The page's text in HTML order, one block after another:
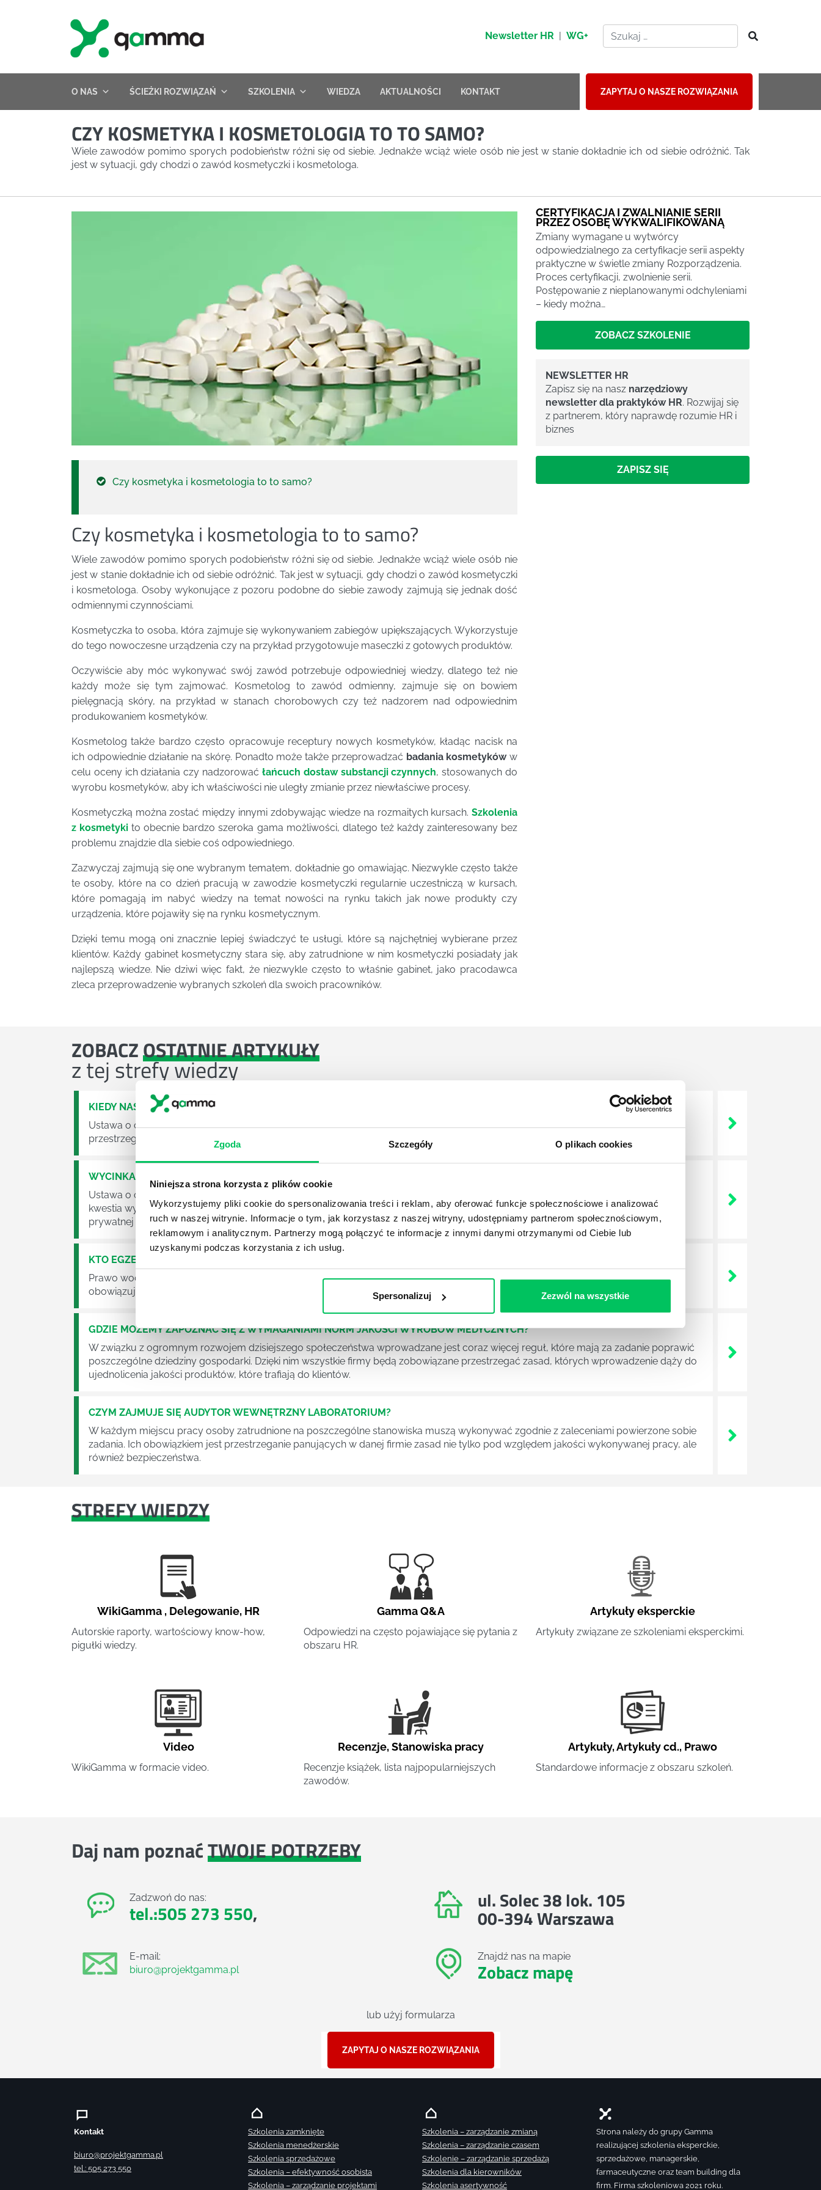
Zgoda Szczegóły O plikach cookies
Niniejsza strona korzysta z plików cookie
Wykorzystujemy pliki cookie do spersonalizowania treści i reklam, aby oferować funkcje społecznościowe i analizować
ruch w naszej witrynie. Informacje o tym, jak korzystasz z naszej witryny, udostępniamy partnerom społecznościowym,
reklamowym i analitycznym. Partnerzy mogą połączyć te informacje z innymi danymi otrzymanymi od Ciebie lub
uzyskanymi podczas korzystania z ich usług.
Spersonalizuj Zezwól na wszystkie
Newsletter HR | WG+
O NAS ŚCIEŻKI ROZWIĄZAŃ SZKOLENIA WIEDZA AKTUALNOŚCI KONTAKT ZAPYTAJ O NASZE ROZWIĄZANIA
CZY KOSMETYKA I KOSMETOLOGIA TO TO SAMO?
Wiele zawodów pomimo sporych podobieństw różni się od siebie. Jednakże wciąż wiele osób nie jest w stanie dokładnie ich od siebie odróżnić. Tak
jest w sytuacji, gdy chodzi o zawód kosmetyczki i kosmetologa.
Czy kosmetyka i kosmetologia to to samo?
Czy kosmetyka i kosmetologia to to samo?
Wiele zawodów pomimo sporych podobieństw różni się od siebie. Jednakże wciąż wiele osób nie
jest w stanie dokładnie ich od siebie odróżnić. Tak jest w sytuacji, gdy chodzi o zawód kosmetyczki
i kosmetologa. Osoby wykonujące z pozoru podobne do siebie zawody zajmują się jednak dość
odmiennymi czynnościami.
Kosmetyczka to osoba, która zajmuje się wykonywaniem zabiegów upiększających. Wykorzystuje
do tego nowoczesne urządzenia czy na przykład przygotowuje maseczki z gotowych produktów.
Oczywiście aby móc wykonywać swój zawód potrzebuje odpowiedniej wiedzy, dlatego też nie
każdy może się tym zajmować. Kosmetolog to zawód odmienny, zajmuje się on bowiem
pielęgnacją skóry, na przykład w stanach chorobowych czy też nadzorem nad odpowiednim
produkowaniem kosmetyków.
Kosmetolog także bardzo często opracowuje receptury nowych kosmetyków, kładąc nacisk na
ich odpowiednie działanie na skórę. Ponadto może także przeprowadzać badania kosmetykóww
celu oceny ich działania czy nadzorować łańcuch dostaw substancji czynnych, stosowanych do
wyrobu kosmetyków, aby ich właściwości nie uległy zmianie przez niewłaściwe procesy.
Kosmetyczką można zostać między innymi zdobywając wiedze na rozmaitych kursach. Szkolenia
z kosmetyki to obecnie bardzo szeroka gama możliwości, dlatego też każdy zainteresowany bez
problemu znajdzie dla siebie coś odpowiedniego.
Zazwyczaj zajmują się one wybranym tematem, dokładnie go omawiając. Niezwykle często także
te osoby, które na co dzień pracują w zawodzie kosmetyczki regularnie uczestniczą w kursach,
które pomagają im nabyć wiedzy na temat nowości na rynku takich jak nowe produkty czy
urządzenia, które pojawiły się na rynku kosmetycznym.
Dzięki temu mogą oni znacznie lepiej świadczyć te usługi, które są najchętniej wybierane przez
klientów. Każdy gabinet kosmetyczny stara się, aby zatrudnione w nim kosmetyczki posiadały jak
najlepszą wiedze. Nie dziwi więc fakt, że niezwykle często to właśnie gabinet, jako pracodawca
zleca przeprowadzenie wybranych szkoleń dla swoich pracowników.
CERTYFIKACJA I ZWALNIANIE SERII
PRZEZ OSOBĘ WYKWALIFIKOWANĄ
Zmiany wymagane u wytwórcy
odpowiedzialnego za certyfikacje serii aspekty
praktyczne w świetle zmiany Rozporządzenia.
Proces certyfikacji, zwolnienie serii.
Postępowanie z nieplanowanymi odchyleniami
– kiedy można…
ZOBACZ SZKOLENIE
NEWSLETTER HR
Zapisz się na nasz narzędziowy
newsletter dla praktyków HR. Rozwijaj się
z partnerem, który naprawdę rozumie HR i
biznes
ZAPISZ SIĘ
ZOBACZOSTATNIE ARTYKUŁY
z tej strefy wiedzy
KIEDY NASTĄPI ZMIANA USTAWY O ODPADACH?
Ustawa o odpadach jest dość istotną ustawą dla każdej firmy. Kiedy dokładnie nowe przepisy wejdą w życie? Od kiedy ich
przestrzeganie będzie już normalnie egzekwowane? Z czym trzeba się tutaj na pewno liczyć?
WYCINKA DRZEW A USTAWA O OCHRONIE ŚRODOWISKA - CO WARTO WIEDZIEĆ?
Ustawa o ochronie środowiska obowiązuje każdego z nas – bez wyjątku. Warto podkreślić, że określona jest w niej także dokładnie
kwestia wycinki drzew. Czy taka wycinka drzew musi być gdziekolwiek zgłaszana? Jak to w zasadzie dokładniej wygląda? Czy z
prywatnej posesji można wyciąć cokolwiek?
KTO EGZEKWUJE PRAWO WODNE?
Prawo wodne to dość skomplikowane prawo w ustawodawstwie polskim. Na czym dokładniej ono polega? Kogo w zasadzie
obowiązuje? Jak wygląda egzekwowanie prawa wodnego? Na te pytania odpowiemy pokrótce poniżej.
GDZIE MOŻEMY ZAPOZNAĆ SIĘ Z WYMAGANIAMI NORM JAKOŚCI WYROBÓW MEDYCZNYCH?
W związku z ogromnym rozwojem dzisiejszego społeczeństwa wprowadzane jest coraz więcej reguł, które mają za zadanie poprawić
poszczególne dziedziny gospodarki. Dzięki nim wszystkie firmy będą zobowiązane przestrzegać zasad, których wprowadzenie dąży do
ujednolicenia jakości produktów, które trafiają do klientów.
CZYM ZAJMUJE SIĘ AUDYTOR WEWNĘTRZNY LABORATORIUM?
W każdym miejscu pracy osoby zatrudnione na poszczególne stanowiska muszą wykonywać zgodnie z zaleceniami powierzone sobie
zadania. Ich obowiązkiem jest przestrzeganie panujących w danej firmie zasad nie tylko pod względem jakości wykonywanej pracy, ale
również bezpieczeństwa.
STREFY WIEDZY
WikiGamma , Delegowanie, HR
Autorskie raporty, wartościowy know-how,
pigułki wiedzy.
Gamma Q&A
Odpowiedzi na często pojawiające się pytania z
obszaru HR.
Artykuły eksperckie
Artykuły związane ze szkoleniami eksperckimi.
Video
WikiGamma w formacie video.
Recenzje,Stanowiska pracy
Recenzje książek, lista najpopularniejszych
zawodów.
Artykuły,Artykuły cd., Prawo
Standardowe informacje z obszaru szkoleń.
Daj nam poznaćTWOJE POTRZEBY
Zadzwoń do nas:
tel.:505 273 550,
E-mail:
biuro@projektgamma.pl
ul. Solec 38 lok. 105
00-394 Warszawa
Znajdź nas na mapie
Zobacz mapę
lub użyj formularza
ZAPYTAJ O NASZE ROZWIĄZANIA
Kontakt
biuro@projektgamma.pl
tel.: 505 273 550
Szkolenia zamknięte
Szkolenia menedżerskie
Szkolenia sprzedażowe
Szkolenia – efektywność osobista
Szkolenia – zarządzanie projektami
Szkolenia – zarządzanie zmianą
Szkolenia – zarządzanie czasem
Szkolenie – zarządzanie sprzedażą
Szkolenia dla kierowników
Szkolenia asertywność
Strona należy do grupy Gamma
realizującej szkolenia eksperckie,
sprzedażowe, managerskie,
farmaceutyczne oraz team building dla
firm. Firma szkoleniowa 2021 roku.